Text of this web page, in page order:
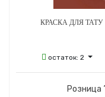
КРАСКА ДЛЯ ТАТУ
остаток:2
Розница